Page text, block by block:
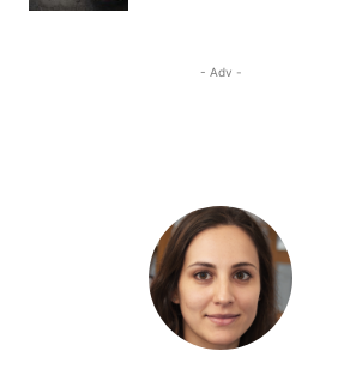
- Adv -